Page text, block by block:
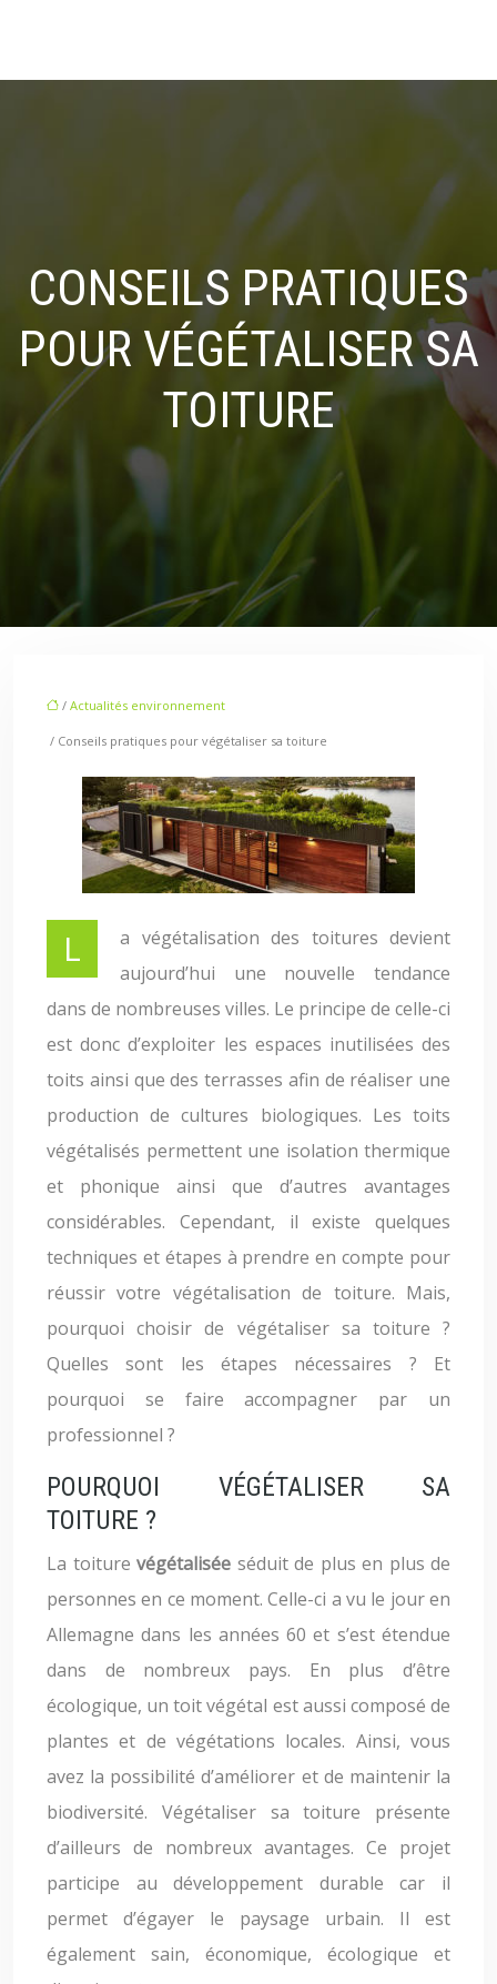
CONSEILS PRATIQUES
POUR VÉGÉTALISER SA
TOITURE
/ Actualités environnement
/ Conseils pratiques pour végétaliser sa toiture
La végétalisation des toitures devient
aujourd’hui une nouvelle tendance
dans de nombreuses villes. Le principe de celle-ci
est donc d’exploiter les espaces inutilisées des
toits ainsi que des terrasses afin de réaliser une
production de cultures biologiques. Les toits
végétalisés permettent une isolation thermique
et phonique ainsi que d’autres avantages
considérables. Cependant, il existe quelques
techniques et étapes à prendre en compte pour
réussir votre végétalisation de toiture. Mais,
pourquoi choisir de végétaliser sa toiture ?
Quelles sont les étapes nécessaires ? Et
pourquoi se faire accompagner par un
professionnel ?
POURQUOI VÉGÉTALISER SA
TOITURE ?
La toiture végétalisée séduit de plus en plus de
personnes en ce moment. Celle-ci a vu le jour en
Allemagne dans les années 60 et s’est étendue
dans de nombreux pays. En plus d’être
écologique, un toit végétal est aussi composé de
plantes et de végétations locales. Ainsi, vous
avez la possibilité d’améliorer et de maintenir la
biodiversité. Végétaliser sa toiture présente
d’ailleurs de nombreux avantages. Ce projet
participe au développement durable car il
permet d’égayer le paysage urbain. Il est
également sain, économique, écologique et